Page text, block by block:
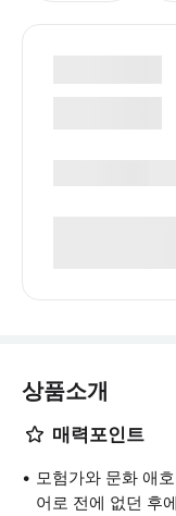
상품소개
매력포인트
모험가와 문화 애
어로 전에 없던 후